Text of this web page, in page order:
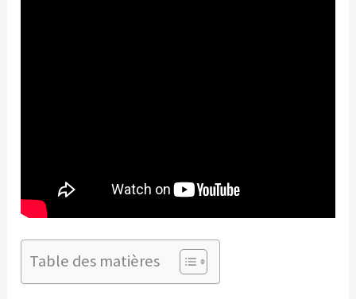
Table des matières